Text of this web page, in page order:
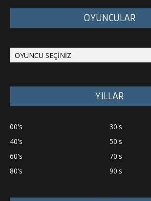
OYUNCULAR
YILLAR
00's
30's
40's
50's
60's
70's
80's
90's